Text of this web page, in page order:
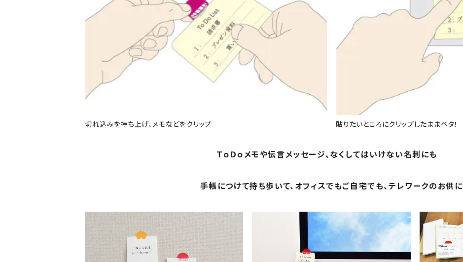
切れ込みを持ち上げ、メモなどをクリップ 貼りたいところにクリップしたままペタ！
ＴｏＤｏメモや伝言メッセージ、なくしてはいけない名刺にも
手帳につけて持ち歩いて、オフィスでもご自宅でも、テレワークのお供に